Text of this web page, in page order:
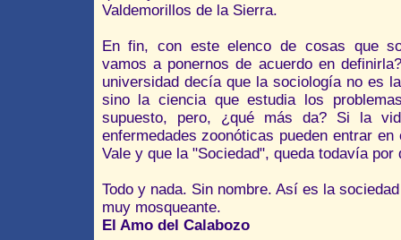
Valdemorillos de la Sierra.
En fin, con este elenco de cosas que
vamos a ponernos de acuerdo en
universidad decía que la sociología no es
sino la ciencia que estudia los
supuesto, pero, ¿qué más da? Si la
enfermedades zoonóticas pueden entrar
Vale y que la "Sociedad", queda todavía por
Todo y nada. Sin nombre. Así es la
muy mosqueante.
El Amo del Calabozo